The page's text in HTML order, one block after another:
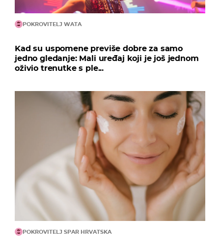
POKROVITELJ WATA
Kad su uspomene previše dobre za samo
jedno gledanje: Mali uređaj koji je još jednom
oživio trenutke s ple...
POKROVITELJ SPAR HRVATSKA